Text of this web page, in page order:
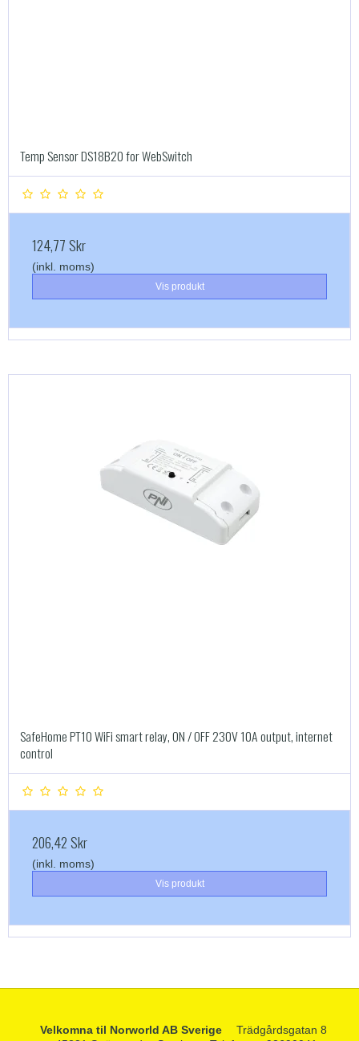
Temp Sensor DS18B20 for WebSwitch
124,77 Skr
(inkl. moms)
Vis produkt
SafeHome PT10 WiFi smart relay, ON / OFF 230V 10A output, internet
control
206,42 Skr
(inkl. moms)
Vis produkt
Velkomna til Norworld AB Sverige
Trädgårdsgatan 8